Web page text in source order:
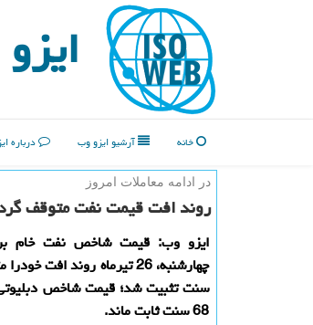
خانه آرشیو ایزو وب درباره
در ادامه معاملات امروز
روند افت قیمت نفت متوقف گردید، هر
ایزو وب: قیمت شاخص نفت خام
68 سنت ثابت ماند.